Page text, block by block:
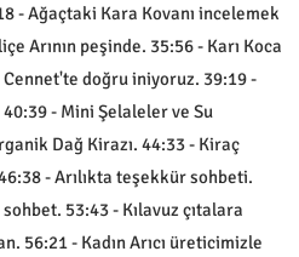
- Ağaçtaki Kara Kovanı incelemek
Arının peşinde. 35:56 - Karı Koca
Cennet'te doğru iniyoruz. 39:19 -
- Mini Şelaleler ve Su
Dağ Kirazı. 44:33 - Kiraç
- Arılıkta teşekkür sohbeti.
53:43 - Kılavuz çıtalara
56:21 - Kadın Arıcı üreticimizle